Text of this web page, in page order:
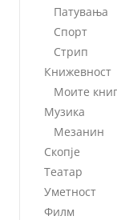
Патувања
Спорт
Стрип
Книжевност
Моите
Музика
Мезанин
Скопје
Театар
Уметност
Филм